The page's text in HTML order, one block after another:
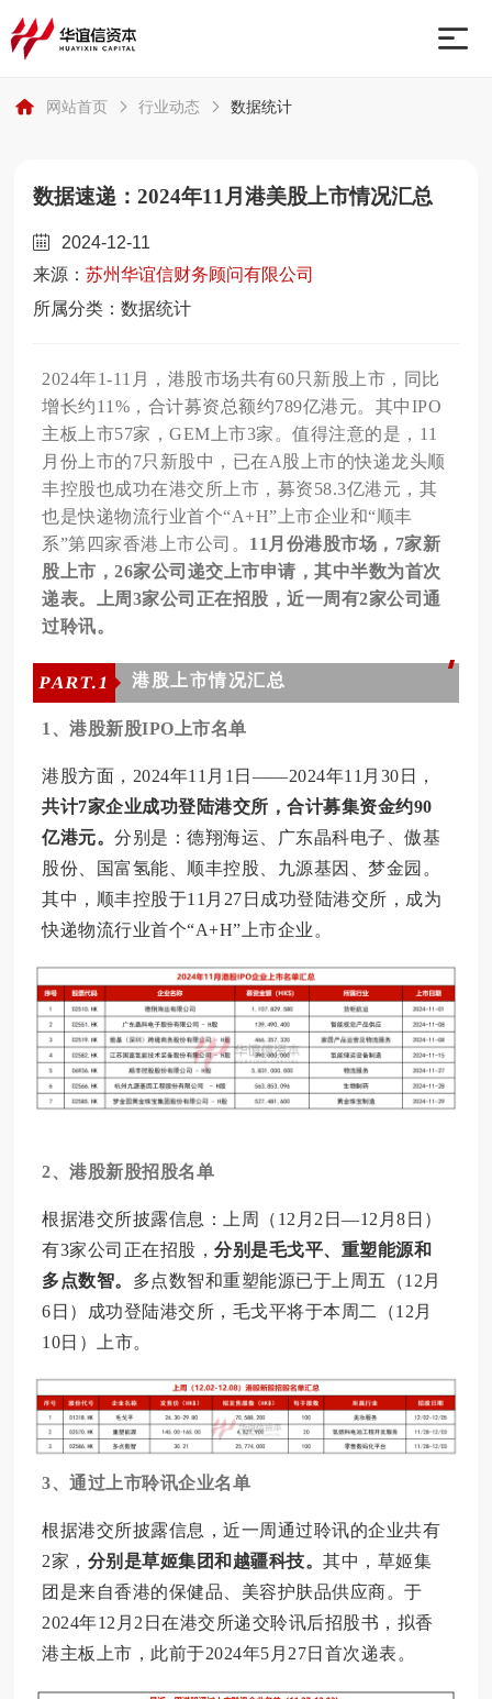
网站首页
业务板块
关于我们
行业动态
联系我们
网站首页 行业动态 数据统计
数据速递：2024年11月港美股上市情况汇总
2024-12-11
来源：苏州华谊信财务顾问有限公司
所属分类：数据统计
2024年1-11月，港股市场共有60只新股上市，同比
增长约11%，合计募资总额约789亿港元。其中IPO
主板上市57家，GEM上市3家。值得注意的是，11
月份上市的7只新股中，已在A股上市的快递龙头顺
丰控股也成功在港交所上市，募资58.3亿港元，其
也是快递物流行业首个“A+H”上市企业和“顺丰
系”第四家香港上市公司。 11月份港股市场，7家新
股上市，26家公司递交上市申请，其中半数为首次
递表。上周3家公司正在招股，近一周有2家公司通
过聆讯。
PART.1 港股上市情况汇总
1、港股新股IPO上市名单
港股方面，2024年11月1日——2024年11月30日，
共计7家企业成功登陆港交所，合计募集资金约90
亿港元。分别是：德翔海运、广东晶科电子、傲基
股份、国富氢能、顺丰控股、九源基因、梦金园。
其中，顺丰控股于11月27日成功登陆港交所，成为
快递物流行业首个“A+H”上市企业。
2、港股新股招股名单
根据港交所披露信息：上周（12月2日—12月8日）
有3家公司正在招股，分别是毛戈平、重塑能源和
多点数智。 多点数智和重塑能源已于上周五（12月
6日）成功登陆港交所，毛戈平将于本周二（12月
10日）上市。
3、通过上市聆讯企业名单
根据港交所披露信息，近一周通过聆讯的企业共有
2家， 分别是草姬集团和越疆科技。其中，草姬集
团是来自香港的保健品、美容护肤品供应商。于
2024年12月2日在港交所递交聆讯后招股书，拟香
港主板上市，此前于2024年5月27日首次递表。